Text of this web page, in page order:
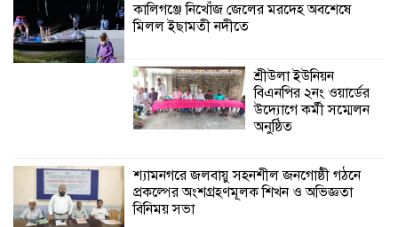
কালিগঞ্জে নিখোঁজ জেলের মরদেহ অবশেষে
মিলল ইছামতী নদীতে
শ্রীউলা ইউনিয়ন
বিএনপির ২নং ওয়ার্ডের
উদ্যোগে কর্মী সম্মেলন
অনুষ্ঠিত
শ্যামনগরে জলবায়ু সহনশীল জনগোষ্ঠী গঠনে
প্রকল্পের অংশগ্রহণমূলক শিখন ও অভিজ্ঞতা
বিনিময় সভা